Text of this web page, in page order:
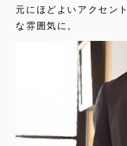
元にほどよいアクセン
な雰囲気に。